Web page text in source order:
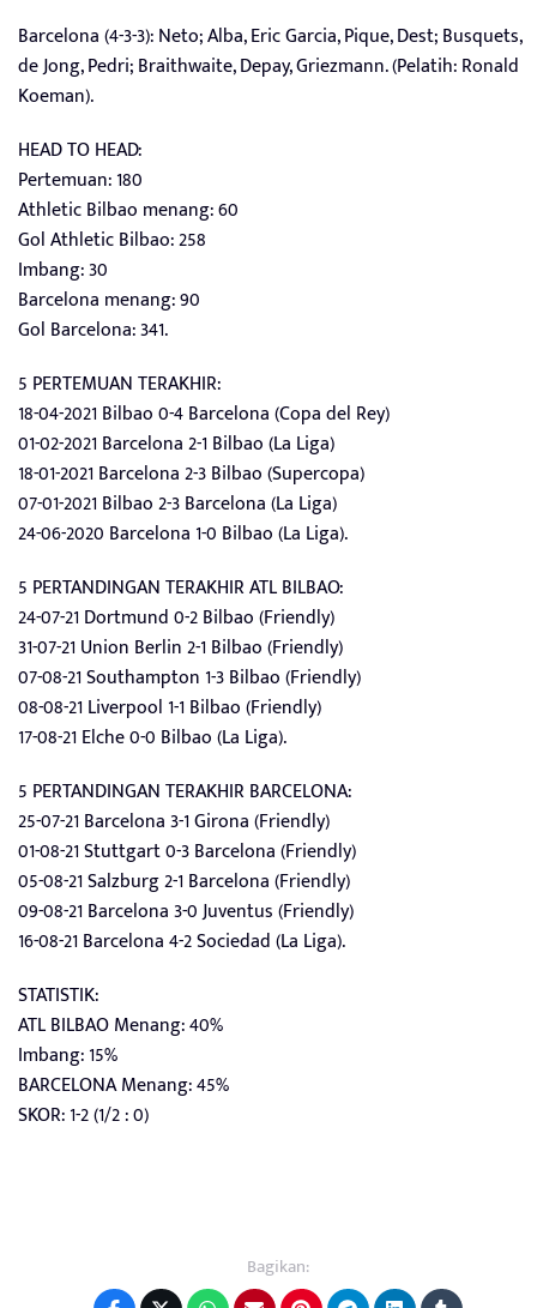
Barcelona (4-3-3): Neto; Alba, Eric Garcia, Pique, Dest; Busquets,
de Jong, Pedri; Braithwaite, Depay, Griezmann. (Pelatih: Ronald
Koeman).
HEAD TO HEAD:
Pertemuan: 180
Athletic Bilbao menang: 60
Gol Athletic Bilbao: 258
Imbang: 30
Barcelona menang: 90
Gol Barcelona: 341.
5 PERTEMUAN TERAKHIR:
18-04-2021 Bilbao 0-4 Barcelona (Copa del Rey)
01-02-2021 Barcelona 2-1 Bilbao (La Liga)
18-01-2021 Barcelona 2-3 Bilbao (Supercopa)
07-01-2021 Bilbao 2-3 Barcelona (La Liga)
24-06-2020 Barcelona 1-0 Bilbao (La Liga).
5 PERTANDINGAN TERAKHIR ATL BILBAO:
24-07-21 Dortmund 0-2 Bilbao (Friendly)
31-07-21 Union Berlin 2-1 Bilbao (Friendly)
07-08-21 Southampton 1-3 Bilbao (Friendly)
08-08-21 Liverpool 1-1 Bilbao (Friendly)
17-08-21 Elche 0-0 Bilbao (La Liga).
5 PERTANDINGAN TERAKHIR BARCELONA:
25-07-21 Barcelona 3-1 Girona (Friendly)
01-08-21 Stuttgart 0-3 Barcelona (Friendly)
05-08-21 Salzburg 2-1 Barcelona (Friendly)
09-08-21 Barcelona 3-0 Juventus (Friendly)
16-08-21 Barcelona 4-2 Sociedad (La Liga).
STATISTIK:
ATL BILBAO Menang: 40%
Imbang: 15%
BARCELONA Menang: 45%
SKOR: 1-2 (1/2 : 0)
Bagikan: